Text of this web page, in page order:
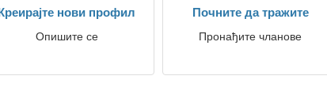
нови профил
Опишите се
Почните да тражите
Пронађите чланове